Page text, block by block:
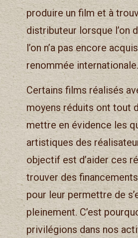
produire un film et à
distributeur lorsque l’on
l’on n’a pas encore
renommée internationale.
Certains films réalisés
moyens réduits ont tout
mettre en évidence les
artistiques des
objectif est d’aider ces
trouver des
pour leur permettre de
pleinement. C’est
privilégions dans nos